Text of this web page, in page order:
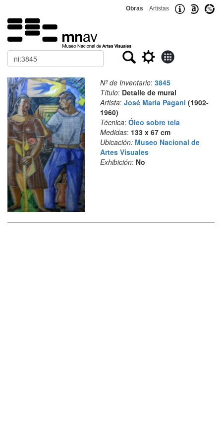
Obras Artistas
Buscar
Nº de Inventario: 3845
Título: Detalle de mural
Artista: José María Pagani (1902-
1960)
Técnica: Óleo sobre tela
Medidas: 133 x 67 cm
Ubicación: Museo Nacional de
Artes Visuales
Exhibición: No